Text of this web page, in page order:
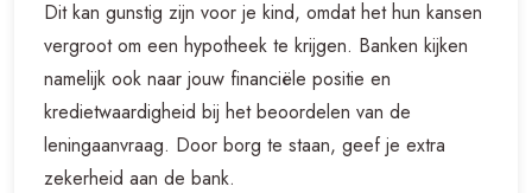
Dit kan gunstig zijn voor je kind, omdat het hun kansen
vergroot om een hypotheek te krijgen. Banken kijken
namelijk ook naar jouw financiële positie en
kredietwaardigheid bij het beoordelen van de
leningaanvraag. Door borg te staan, geef je extra
zekerheid aan de bank.